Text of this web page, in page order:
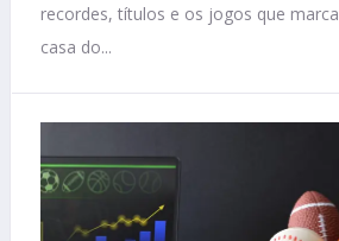
recordes, títulos e os jogos que
casa do...